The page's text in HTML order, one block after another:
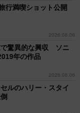
行満喫ショット公開
2026.08.06
で驚異的な興収 ソニ
年の作品
2026.08.06
ルのハリー・スタイ